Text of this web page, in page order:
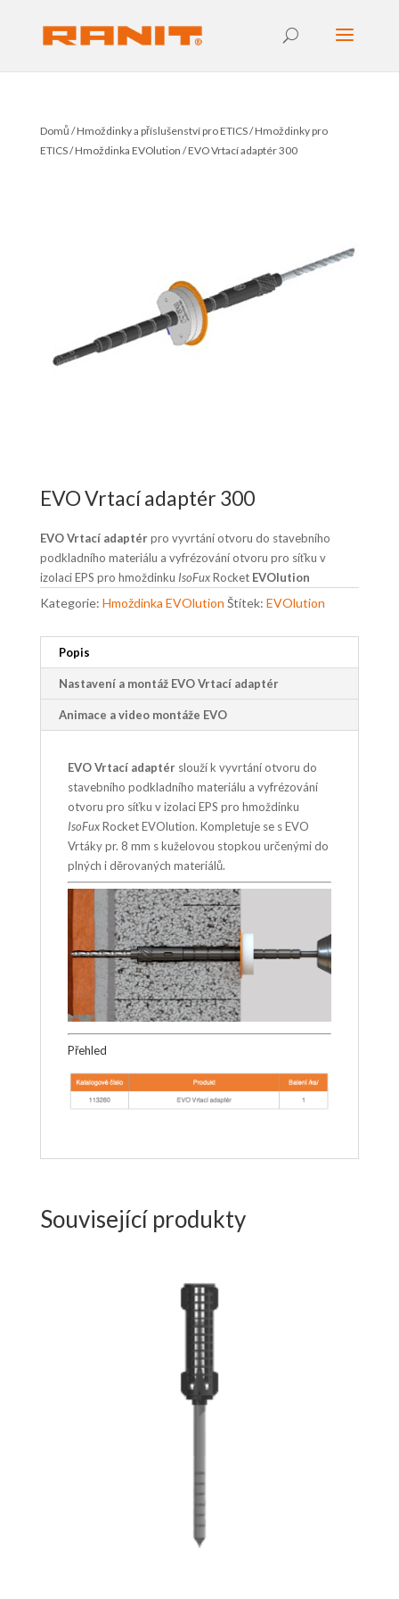
Domů /Hmoždinky a příslušenství pro ETICS/Hmoždinky pro
ETICS/Hmoždinka EVOlution / EVO Vrtací adaptér 300
EVO Vrtací adaptér 300
EVO Vrtací adaptérpro vyvrtání otvoru do stavebního
podkladního materiálu a vyfrézování otvoru pro síťku v
izolaci EPS pro hmoždinku IsoFuxRocket EVOlution
Kategorie: Hmoždinka EVOlution Štítek: EVOlution
Popis
Nastavení a montáž EVO Vrtací adaptér
Animace a video montáže EVO
EVO Vrtací adaptérslouží k vyvrtání otvoru do
stavebního podkladního materiálu a vyfrézování
otvoru pro síťku v izolaci EPS pro hmoždinku
IsoFuxRocket EVOlution. Kompletuje se s EVO
Vrtáky pr. 8 mm s kuželovou stopkou určenými do
plných i děrovaných materiálů.
Přehled
Související produkty